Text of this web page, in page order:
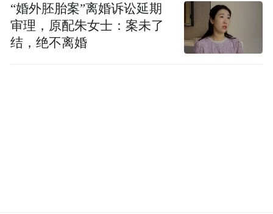
“婚外胚胎案”离婚诉讼延期
审理，原配朱女士：案未了
结，绝不离婚